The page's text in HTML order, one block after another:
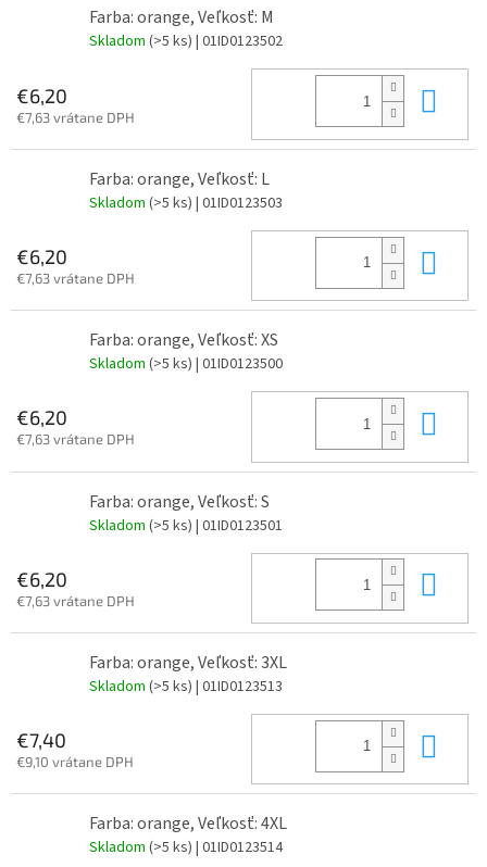
Farba: orange, Veľkosť: M
Skladom (>5 ks) | 01ID0123502
€6,20
€7,63 vrátane DPH
Farba: orange, Veľkosť: L
Skladom (>5 ks) | 01ID0123503
€6,20
€7,63 vrátane DPH
Farba: orange, Veľkosť: XS
Skladom (>5 ks) | 01ID0123500
€6,20
€7,63 vrátane DPH
Farba: orange, Veľkosť: S
Skladom (>5 ks) | 01ID0123501
€6,20
€7,63 vrátane DPH
Farba: orange, Veľkosť: 3XL
Skladom (>5 ks) | 01ID0123513
€7,40
€9,10 vrátane DPH
Farba: orange, Veľkosť: 4XL
Skladom (>5 ks) | 01ID0123514